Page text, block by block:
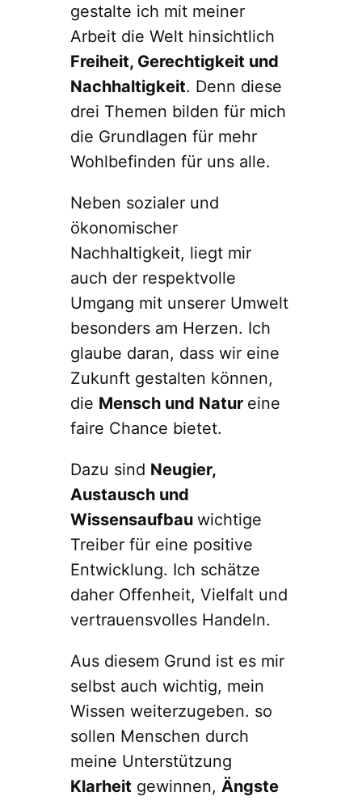
gestalte ich mit meiner
Arbeit die Welt hinsichtlich
Freiheit, Gerechtigkeit und
Nachhaltigkeit. Denn diese
drei Themen bilden für mich
die Grundlagen für mehr
Wohlbefinden für uns alle.
Neben sozialer und
ökonomischer
Nachhaltigkeit, liegt mir
auch der respektvolle
Umgang mit unserer Umwelt
besonders am Herzen. Ich
glaube daran, dass wir eine
Zukunft gestalten können,
die Mensch und Natur eine
faire Chance bietet.
Dazu sind Neugier,
Austausch und
Wissensaufbau wichtige
Treiber für eine positive
Entwicklung. Ich schätze
daher Offenheit, Vielfalt und
vertrauensvolles Handeln.
Aus diesem Grund ist es mir
selbst auch wichtig, mein
Wissen weiterzugeben. so
sollen Menschen durch
meine Unterstützung
Klarheit gewinnen, Ängste